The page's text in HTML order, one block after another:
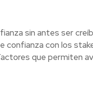
sin antes ser
confianza con los
que permiten